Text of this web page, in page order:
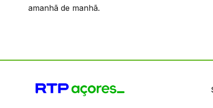
amanhã de manhã.